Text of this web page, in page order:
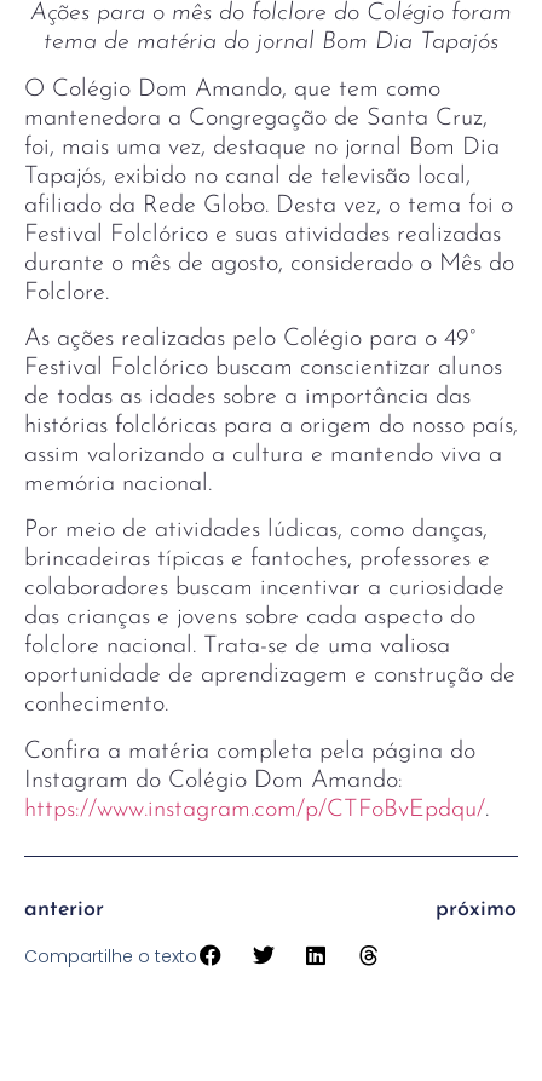
Ações para o mês do folclore do Colégio foram
tema de matéria do jornal Bom Dia Tapajós
O Colégio Dom Amando, que tem como
mantenedora a Congregação de Santa Cruz,
foi, mais uma vez, destaque no jornal Bom Dia
Tapajós, exibido no canal de televisão local,
afiliado da Rede Globo. Desta vez, o tema foi o
Festival Folclórico e suas atividades realizadas
durante o mês de agosto, considerado o Mês do
Folclore.
As ações realizadas pelo Colégio para o 49°
Festival Folclórico buscam conscientizar alunos
de todas as idades sobre a importância das
histórias folclóricas para a origem do nosso país,
assim valorizando a cultura e mantendo viva a
memória nacional.
Por meio de atividades lúdicas, como danças,
brincadeiras típicas e fantoches, professores e
colaboradores buscam incentivar a curiosidade
das crianças e jovens sobre cada aspecto do
folclore nacional. Trata-se de uma valiosa
oportunidade de aprendizagem e construção de
conhecimento.
Confira a matéria completa pela página do
Instagram do Colégio Dom Amando:
https://www.instagram.com/p/CTFoBvEpdqu/.
anterior próximo
Compartilhe o texto